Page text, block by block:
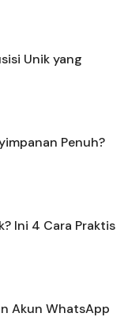
Unik yang
Penuh?
Ini 4 Cara Praktis
Akun WhatsApp